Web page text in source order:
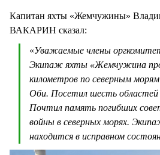
Капитан яхты «Жемчужины»
ВАКАРИН сказал:
«Уважаемые члены
Экипаж яхты «Жемчужина
километров по северным
Оби. Посетил шесть областей
Почтил память погибших
войны в северных морях.
находится в исправном